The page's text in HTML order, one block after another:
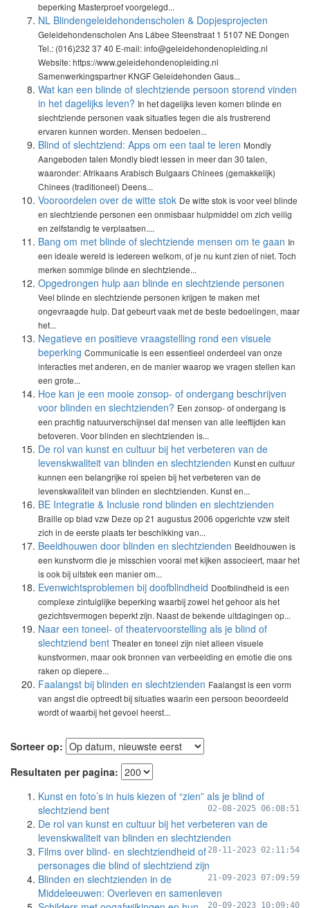
beperking Masterproef voorgelegd...
NL Blindengeleidehondenscholen & Dopjesprojecten
Geleidehondenscholen Ans Lábee Steenstraat 1 5107 NE Dongen
Tel.: (016)232 37 40 E-mail: info@geleidehondenopleiding.nl
Website: https://www.geleidehondenopleiding.nl
Samenwerkingspartner KNGF Geleidehonden Gaus...
Wat kan een blinde of slechtziende persoon storend vinden
in het dagelijks leven? In het dagelijks leven komen blinde en
slechtziende personen vaak situaties tegen die als frustrerend
ervaren kunnen worden. Mensen bedoelen...
Blind of slechtziend: Apps om een taal te leren Mondly
Aangeboden talen Mondly biedt lessen in meer dan 30 talen,
waaronder: Afrikaans Arabisch Bulgaars Chinees (gemakkelijk)
Chinees (traditioneel) Deens...
Vooroordelen over de witte stok De witte stok is voor veel blinde
en slechtziende personen een onmisbaar hulpmiddel om zich veilig
en zelfstandig te verplaatsen....
Bang om met blinde of slechtziende mensen om te gaan In
een ideale wereld is iedereen welkom, of je nu kunt zien of niet. Toch
merken sommige blinde en slechtziende...
Opgedrongen hulp aan blinde en slechtziende personen
Veel blinde en slechtziende personen krijgen te maken met
ongevraagde hulp. Dat gebeurt vaak met de beste bedoelingen, maar
het...
Negatieve en positieve vraagstelling rond een visuele
beperking Communicatie is een essentieel onderdeel van onze
interacties met anderen, en de manier waarop we vragen stellen kan
een grote...
Hoe kan je een mooie zonsop- of ondergang beschrijven
voor blinden en slechtzienden? Een zonsop- of ondergang is
een prachtig natuurverschijnsel dat mensen van alle leeftijden kan
betoveren. Voor blinden en slechtzienden is...
De rol van kunst en cultuur bij het verbeteren van de
levenskwaliteit van blinden en slechtzienden Kunst en cultuur
kunnen een belangrijke rol spelen bij het verbeteren van de
levenskwaliteit van blinden en slechtzienden. Kunst en...
BE Integratie & Inclusie rond blinden en slechtzienden
Braille op blad vzw Deze op 21 augustus 2006 opgerichte vzw stelt
zich in de eerste plaats ter beschikking van...
Beeldhouwen door blinden en slechtzienden Beeldhouwen is
een kunstvorm die je misschien vooral met kijken associeert, maar het
is ook bij uitstek een manier om...
Evenwichtsproblemen bij doofblindheid Doofblindheid is een
complexe zintuiglijke beperking waarbij zowel het gehoor als het
gezichtsvermogen beperkt zijn. Naast de bekende uitdagingen op...
Naar een toneel- of theatervoorstelling als je blind of
slechtziend bent Theater en toneel zijn niet alleen visuele
kunstvormen, maar ook bronnen van verbeelding en emotie die ons
raken op diepere...
Faalangst bij blinden en slechtzienden Faalangst is een vorm
van angst die optreedt bij situaties waarin een persoon beoordeeld
wordt of waarbij het gevoel heerst...
Sorteer op:
Resultaten per pagina:
Kunst en foto’s in huis kiezen of “zien” als je blind of
slechtziend bent
02-08-2025 06:08:51
De rol van kunst en cultuur bij het verbeteren van de
levenskwaliteit van blinden en slechtzienden
28-11-2023 02:11:54
Films over blind- en slechtziendheid of
personages die blind of slechtziend zijn
21-09-2023 07:09:59
Blinden en slechtzienden in de
Middeleeuwen: Overleven en samenleven
20-09-2023 10:09:40